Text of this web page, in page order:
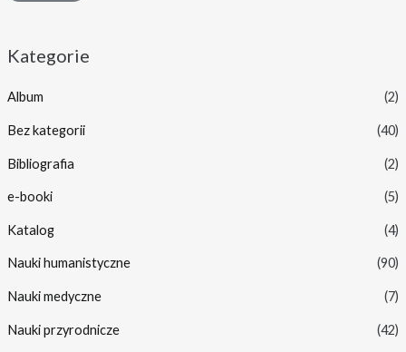
Kategorie
Album (2)
Bez kategorii (40)
Bibliografia (2)
e-booki (5)
Katalog (4)
Nauki humanistyczne (90)
Nauki medyczne (7)
Nauki przyrodnicze (42)